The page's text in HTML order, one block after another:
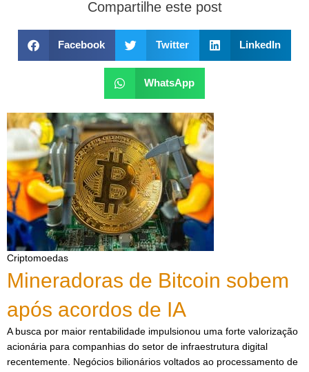
Compartilhe este post
Facebook Twitter LinkedIn
WhatsApp
Criptomoedas
Mineradoras de Bitcoin sobem
após acordos de IA
A busca por maior rentabilidade impulsionou uma forte valorização
acionária para companhias do setor de infraestrutura digital
recentemente. Negócios bilionários voltados ao processamento de